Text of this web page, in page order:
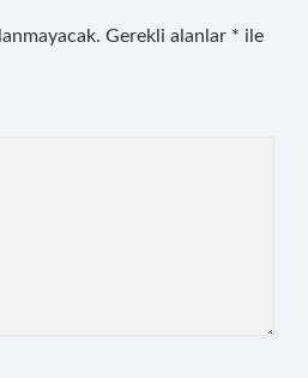
Gerekli alanlar * ile